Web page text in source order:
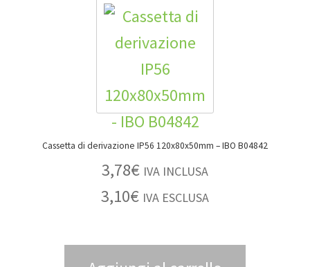
Cassetta di derivazione IP56 120x80x50mm – IBO B04842
3,78€ IVA INCLUSA
3,10€ IVA ESCLUSA